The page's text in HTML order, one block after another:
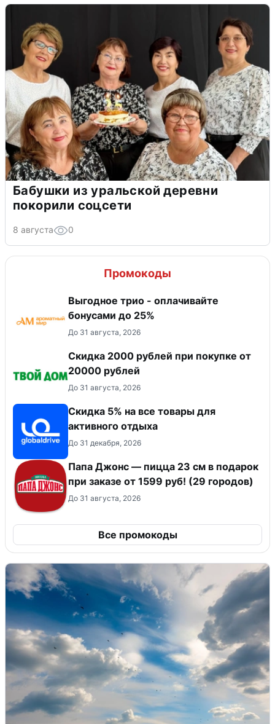
Бабушки из уральской деревни
покорили соцсети
8 августа 0
Промокоды
Выгодное трио - оплачивайте
бонусами до 25%
До 31 августа, 2026
Скидка 2000 рублей при покупке от
20000 рублей
До 31 августа, 2026
Скидка 5% на все товары для
активного отдыха
До 31 декабря, 2026
Папа Джонс — пицца 23 см в подарок
при заказе от 1599 руб! (29 городов)
До 31 августа, 2026
Все промокоды